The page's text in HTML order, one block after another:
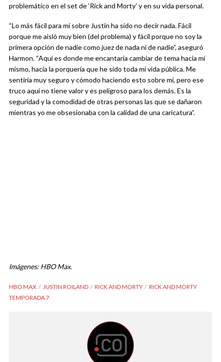
problemático en el set de ‘Rick and Morty’ y en su vida personal.
“Lo más fácil para mí sobre Justin ha sido no decir nada. Fácil
porque me aisló muy bien (del problema) y fácil porque no soy la
primera opción de nadie como juez de nada ni de nadie”, aseguró
Harmon. “Aquí es donde me encantaría cambiar de tema hacia mí
mismo, hacia la porquería que he sido toda mi vida pública. Me
sentiría muy seguro y cómodo haciendo esto sobre mí, pero ese
truco aquí no tiene valor y es peligroso para los demás. Es la
seguridad y la comodidad de otras personas las que se dañaron
mientras yo me obsesionaba con la calidad de una caricatura”.
Imágenes: HBO Max.
HBO MAX JUSTIN ROILAND RICK AND MORTY
RICK AND MORTY
TEMPORADA 7